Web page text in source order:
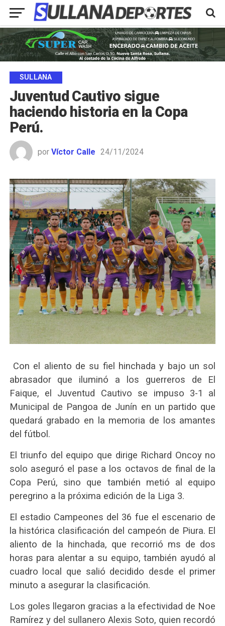
SULLANA
Juventud Cautivo sigue
haciendo historia en la Copa
Perú.
por Víctor Calle 24/11/2024
Con el aliento de su fiel hinchada y bajo un sol
abrasador que iluminó a los guerreros de El
Faique, el Juventud Cautivo se impuso 3-1 al
Municipal de Pangoa de Junín en un partido que
quedará grabado en la memoria de los amantes
del fútbol.
El triunfo del equipo que dirige Richard Oncoy no
solo aseguró el pase a los octavos de final de la
Copa Perú, sino que también metió al equipo
peregrino a la próxima edición de la Liga 3.
El estadio Campeones del 36 fue el escenario de
la histórica clasificación del campeón de Piura. El
aliento de la hinchada, que recorrió ms de dos
horas para alentar a su equipo, también ayudó al
cuadro local que salió decidido desde el primer
minuto a asegurar la clasificación.
Los goles llegaron gracias a la efectividad de Noe
Ramírez y del sullanero Alexis Soto, quien recordó